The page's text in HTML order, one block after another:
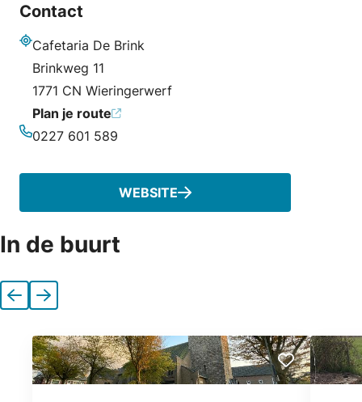
Contact
Cafetaria De Brink
Brinkweg 11
1771 CN Wieringerwerf
Plan je route
0227 601 589
WEBSITE
In de buurt
VorigeVolgende